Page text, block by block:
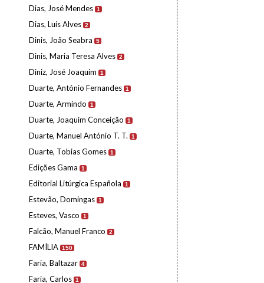
Dias, José Mendes 1
Dias, Luís Alves 2
Dinis, João Seabra 5
Dinis, Maria Teresa Alves 2
Diniz, José Joaquim 1
Duarte, António Fernandes 1
Duarte, Armindo 1
Duarte, Joaquim Conceição 1
Duarte, Manuel António T. T. 1
Duarte, Tobias Gomes 1
Edições Gama 1
Editorial Litúrgica Española 1
Estevão, Domingas 1
Esteves, Vasco 1
Falcão, Manuel Franco 2
FAMÍLIA 150
Faria, Baltazar 4
Faria, Carlos 1